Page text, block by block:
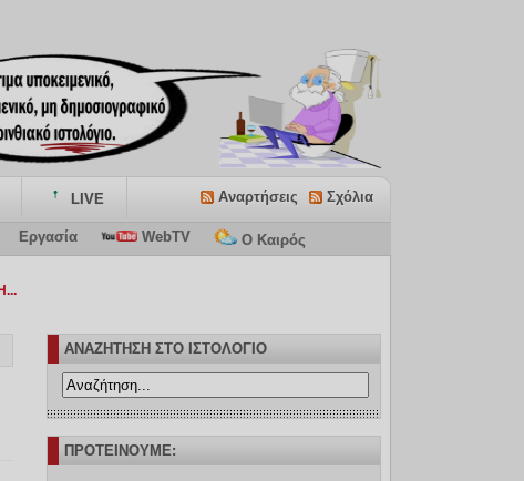
LIVE Αναρτήσεις Σχόλια
Εργασία WebTV Ο Καιρός
ΑΝΑΖΗΤΗΣΗ ΣΤΟ ΙΣΤΟΛΟΓΙΟ
ΠΡΟΤΕΙΝΟΥΜΕ: